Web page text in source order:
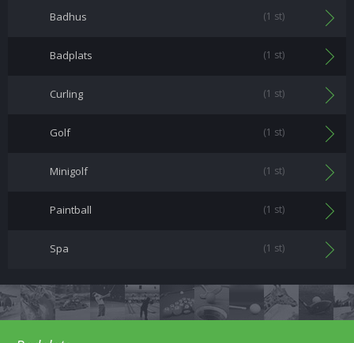
Badhus (1 st)
Badplats (1 st)
Curling (1 st)
Golf (1 st)
Minigolf (1 st)
Paintball (1 st)
Spa (1 st)